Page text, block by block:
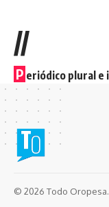
//
P eriódico plural e
© 2026 Todo